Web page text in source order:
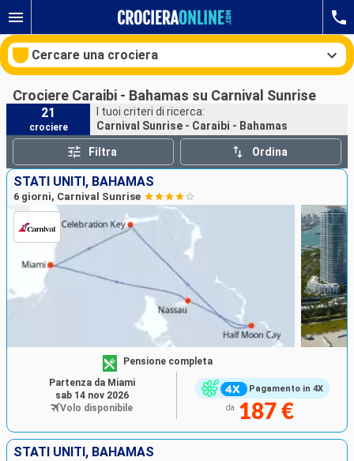
Cercare una crociera
Le nostre destinazioni
Mesi di partenza
Porti
Ricerca
Crociere Caraibi - Bahamas su Carnival Sunrise
21
crociere
I tuoi criteri di ricerca:
Carnival Sunrise - Caraibi - Bahamas
Filtra Ordina
STATI UNITI, BAHAMAS
6 giorni, Carnival Sunrise
Pagamento in 4X
Pensione completa
da 187 €
Partenza da Miami
sab 14 nov 2026
Volo disponibile
STATI UNITI, BAHAMAS